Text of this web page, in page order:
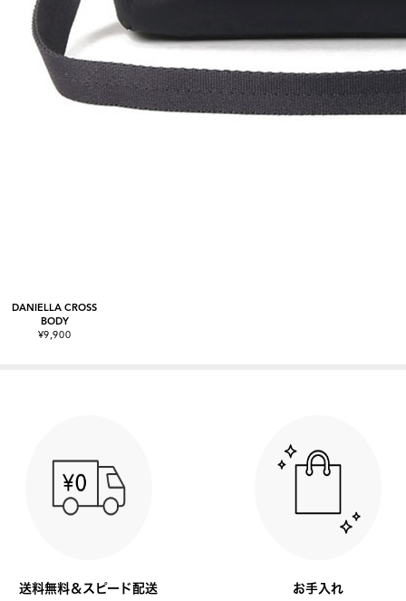
DANIELLA CROSS
BODY
¥9,900
送料無料＆スピード配送 お手入れ